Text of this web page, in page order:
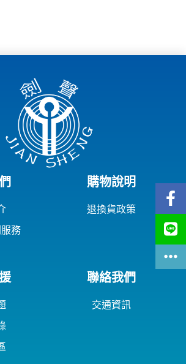
務
購物說明
退換貨政策
聯絡我們
交通資訊